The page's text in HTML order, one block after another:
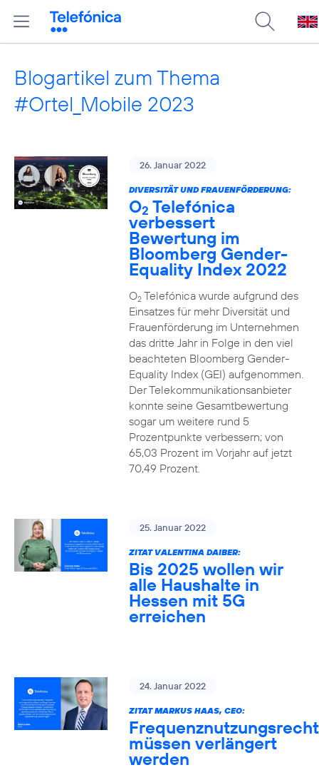
Blogartikel zum Thema
#Ortel_Mobile 2023
26. Januar 2022
DIVERSITÄT UND FRAUENFÖRDERUNG:
O2 Telefónica
verbessert
Bewertung im
Bloomberg Gender-
Equality Index 2022
O2Telefónica wurde aufgrund des
Einsatzes für mehr Diversität und
Frauenförderung im Unternehmen
das dritte Jahr in Folge in den viel
beachteten Bloomberg Gender-
Equality Index (GEI) aufgenommen.
Der Telekommunikationsanbieter
konnte seine Gesamtbewertung
sogar um weitere rund 5
Prozentpunkte verbessern; von
65,03 Prozent im Vorjahr auf jetzt
70,49 Prozent.
25. Januar 2022
ZITAT VALENTINA DAIBER:
Bis 2025 wollen wir
alle Haushalte in
Hessen mit 5G
erreichen
24. Januar 2022
ZITAT MARKUS HAAS, CEO:
müssen verlängert
werden